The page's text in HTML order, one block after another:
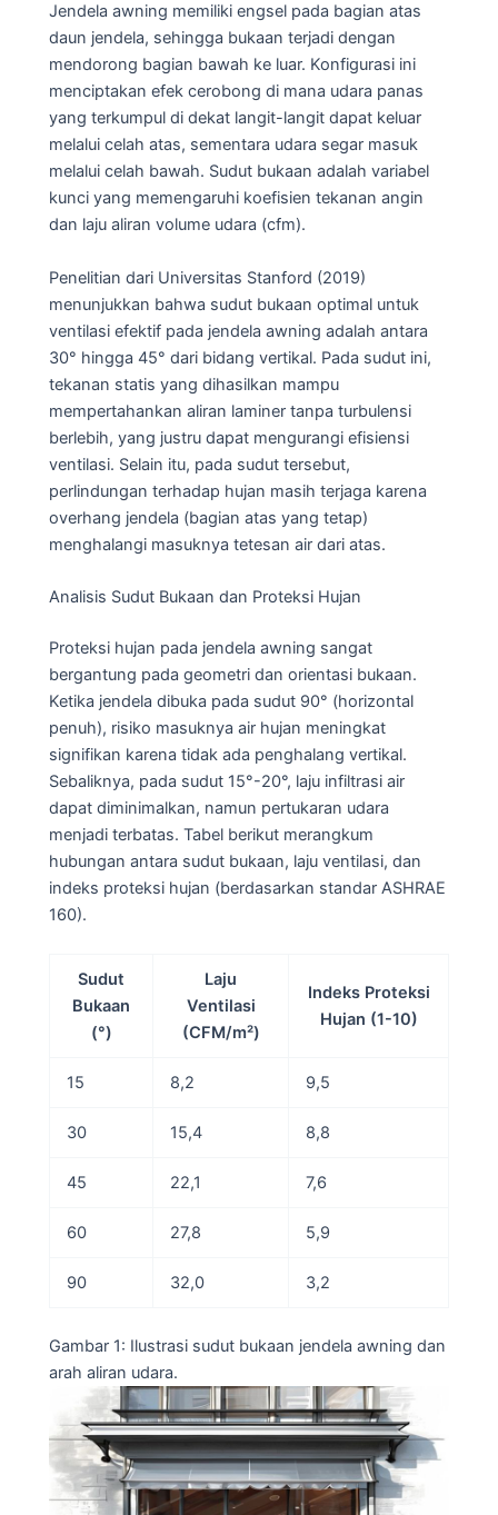
Jendela awning memiliki engsel pada bagian atas
daun jendela, sehingga bukaan terjadi dengan
mendorong bagian bawah ke luar. Konfigurasi ini
menciptakan efek cerobong di mana udara panas
yang terkumpul di dekat langit-langit dapat keluar
melalui celah atas, sementara udara segar masuk
melalui celah bawah. Sudut bukaan adalah variabel
kunci yang memengaruhi koefisien tekanan angin
dan laju aliran volume udara (cfm).
Penelitian dari Universitas Stanford (2019)
menunjukkan bahwa sudut bukaan optimal untuk
ventilasi efektif pada jendela awning adalah antara
30° hingga 45° dari bidang vertikal. Pada sudut ini,
tekanan statis yang dihasilkan mampu
mempertahankan aliran laminer tanpa turbulensi
berlebih, yang justru dapat mengurangi efisiensi
ventilasi. Selain itu, pada sudut tersebut,
perlindungan terhadap hujan masih terjaga karena
overhang jendela (bagian atas yang tetap)
menghalangi masuknya tetesan air dari atas.
Analisis Sudut Bukaan dan Proteksi Hujan
Proteksi hujan pada jendela awning sangat
bergantung pada geometri dan orientasi bukaan.
Ketika jendela dibuka pada sudut 90° (horizontal
penuh), risiko masuknya air hujan meningkat
signifikan karena tidak ada penghalang vertikal.
Sebaliknya, pada sudut 15°-20°, laju infiltrasi air
dapat diminimalkan, namun pertukaran udara
menjadi terbatas. Tabel berikut merangkum
hubungan antara sudut bukaan, laju ventilasi, dan
indeks proteksi hujan (berdasarkan standar ASHRAE
160).
Sudut
Bukaan
(°)
Laju
Ventilasi
(CFM/m²)
Indeks Proteksi
Hujan (1-10)
15 8,2 9,5
30 15,4 8,8
45 22,1 7,6
60 27,8 5,9
90 32,0 3,2
Gambar 1: Ilustrasi sudut bukaan jendela awning dan
arah aliran udara.